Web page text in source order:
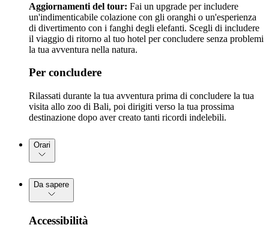
Aggiornamenti del tour: Fai un upgrade per includere
un'indimenticabile colazione con gli oranghi o un'esperienza
di divertimento con i fanghi degli elefanti. Scegli di includere
il viaggio di ritorno al tuo hotel per concludere senza problemi
la tua avventura nella natura.
Per concludere
Rilassati durante la tua avventura prima di concludere la tua
visita allo zoo di Bali, poi dirigiti verso la tua prossima
destinazione dopo aver creato tanti ricordi indelebili.
Orari
Da sapere
Accessibilità